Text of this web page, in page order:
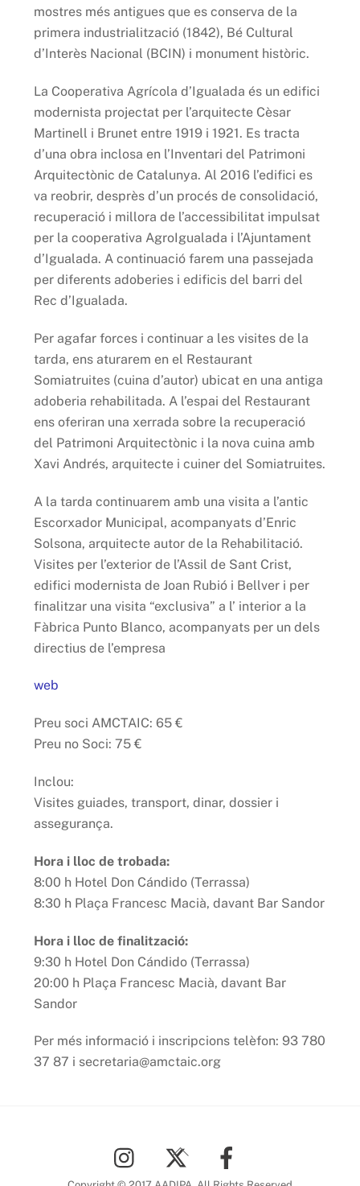
mostres més antigues que es conserva de la
primera industrialització (1842), Bé Cultural
d’Interès Nacional (BCIN) i monument històric.
La Cooperativa Agrícola d’Igualada és un edifici
modernista projectat per l’arquitecte Cèsar
Martinell i Brunet entre 1919 i 1921. Es tracta
d’una obra inclosa en l’Inventari del Patrimoni
Arquitectònic de Catalunya. Al 2016 l’edifici es
va reobrir, desprès d’un procés de consolidació,
recuperació i millora de l’accessibilitat impulsat
per la cooperativa AgroIgualada i l’Ajuntament
d’Igualada. A continuació farem una passejada
per diferents adoberies i edificis del barri del
Rec d’Igualada.
Per agafar forces i continuar a les visites de la
tarda, ens aturarem en el Restaurant
Somiatruites (cuina d’autor) ubicat en una antiga
adoberia rehabilitada. A l’espai del Restaurant
ens oferiran una xerrada sobre la recuperació
del Patrimoni Arquitectònic i la nova cuina amb
Xavi Andrés, arquitecte i cuiner del Somiatruites.
A la tarda continuarem amb una visita a l’antic
Escorxador Municipal, acompanyats d’Enric
Solsona, arquitecte autor de la Rehabilitació.
Visites per l’exterior de l’Assil de Sant Crist,
edifici modernista de Joan Rubió i Bellver i per
finalitzar una visita “exclusiva” a l’ interior a la
Fàbrica Punto Blanco, acompanyats per un dels
directius de l’empresa
web
Preu soci AMCTAIC: 65 €
Preu no Soci: 75 €
Inclou:
Visites guiades, transport, dinar, dossier i
assegurança.
Hora i lloc de trobada:
8:00 h Hotel Don Cándido (Terrassa)
8:30 h Plaça Francesc Macià, davant Bar Sandor
Hora i lloc de finalització:
9:30 h Hotel Don Cándido (Terrassa)
20:00 h Plaça Francesc Macià, davant Bar
Sandor
Per més informació i inscripcions telèfon: 93 780
37 87 i secretaria@amctaic.org
To
Top